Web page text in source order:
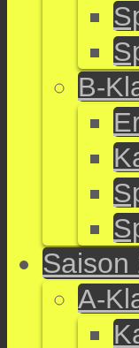
B-
Saison
A-